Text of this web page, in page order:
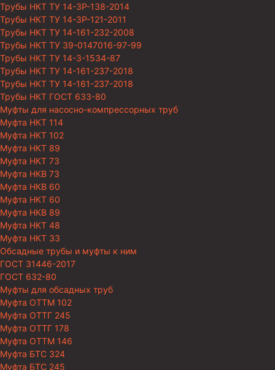
Трубы НКТ ТУ 14-3Р-138-2014
Трубы НКТ ТУ 14-3Р-121-2011
Трубы НКТ ТУ 14-161-232-2008
Трубы НКТ ТУ 39-0147016-97-99
Трубы НКТ ТУ 14-3-1534-87
Трубы НКТ ТУ 14-161-237-2018
Трубы НКТ ТУ 14-161-237-2018
Трубы НКТ ГОСТ 633-80
Муфты для насосно-компрессорных труб
Муфта НКТ 114
Муфта НКТ 102
Муфта НКТ 89
Муфта НКТ 73
Муфта НКВ 73
Муфта НКВ 60
Муфта НКТ 60
Муфта НКВ 89
Муфта НКТ 48
Муфта НКТ 33
Обсадные трубы и муфты к ним
ГОСТ 31446-2017
ГОСТ 632-80
Муфты для обсадных труб
Муфта ОТТМ 102
Муфта ОТТГ 245
Муфта ОТТГ 178
Муфта ОТТМ 146
Муфта БТС 324
Муфта БТС 245